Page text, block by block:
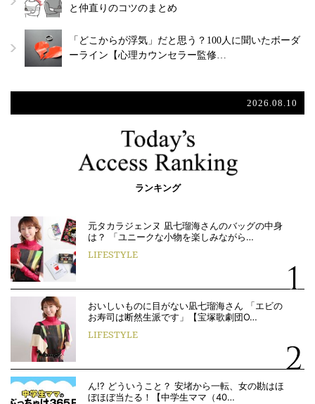
と仲直りのコツのまとめ
「どこからが浮気」だと思う？100人に聞いたボーダ
ーライン【心理カウンセラー監修…
2026.08.10
ランキング
元タカラジェンヌ 凪七瑠海さんのバッグの中身
は？ 「ユニークな小物を楽しみながら…
LIFESTYLE
おいしいものに目がない凪七瑠海さん 「エビの
お寿司は断然生派です」【宝塚歌劇団O…
LIFESTYLE
ん!? どういうこと？ 安堵から一転、女の勘はほ
ぼほぼ当たる！【中学生ママ（40…